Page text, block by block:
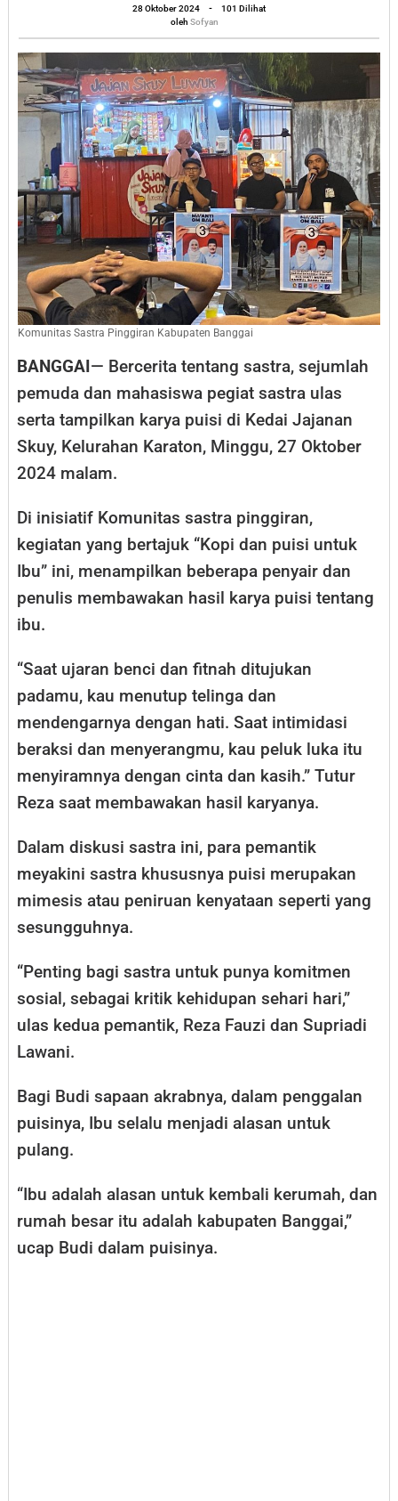
Kopi
dan
Puisi
untuk
Ibu
28 Oktober 2024
oleh
Sofyan
-
101 Dilihat
oleh Sofyan
Komunitas Sastra Pinggiran Kabupaten Banggai
BANGGAI— Bercerita tentang sastra, sejumlah
pemuda dan mahasiswa pegiat sastra ulas
serta tampilkan karya puisi di Kedai Jajanan
Skuy, Kelurahan Karaton, Minggu, 27 Oktober
2024 malam.
Di inisiatif Komunitas sastra pinggiran,
kegiatan yang bertajuk “Kopi dan puisi untuk
Ibu” ini, menampilkan beberapa penyair dan
penulis membawakan hasil karya puisi tentang
ibu.
“Saat ujaran benci dan fitnah ditujukan
padamu, kau menutup telinga dan
mendengarnya dengan hati. Saat intimidasi
beraksi dan menyerangmu, kau peluk luka itu
menyiramnya dengan cinta dan kasih.” Tutur
Reza saat membawakan hasil karyanya.
Dalam diskusi sastra ini, para pemantik
meyakini sastra khususnya puisi merupakan
mimesis atau peniruan kenyataan seperti yang
sesungguhnya.
“Penting bagi sastra untuk punya komitmen
sosial, sebagai kritik kehidupan sehari hari,”
ulas kedua pemantik, Reza Fauzi dan Supriadi
Lawani.
Bagi Budi sapaan akrabnya, dalam penggalan
puisinya, Ibu selalu menjadi alasan untuk
pulang.
“Ibu adalah alasan untuk kembali kerumah, dan
rumah besar itu adalah kabupaten Banggai,”
ucap Budi dalam puisinya.